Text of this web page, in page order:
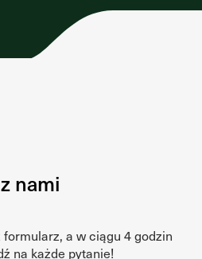
nami
a w ciągu 4 godzin
na każde pytanie!